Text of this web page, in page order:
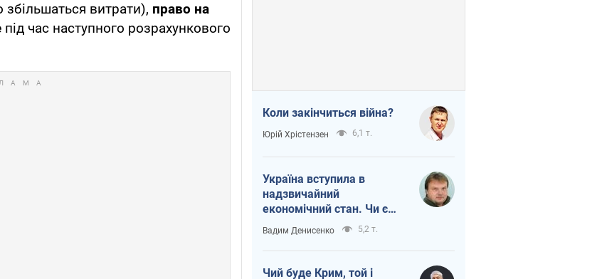
витрати), право на
під час наступного розрахункового
Коли закінчиться війна?
Юрій Хрістензен 6,1 т.
Україна вступила в
надзвичайний
економічний стан. Чи є
світло вкінці тунелю?
Вадим Денисенко 5,2 т.
Чий буде Крим, той і